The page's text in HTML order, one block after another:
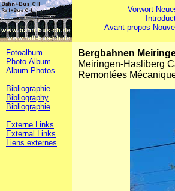
Vorwort
Avant-propos
Fotoalbum
Photo Album
Album Photos
Bibliographie
Bibliography
Bibliographie
Externe Links
External Links
Liens externes
Bergbahnen
Meiringen-Hasliberg
Remontées